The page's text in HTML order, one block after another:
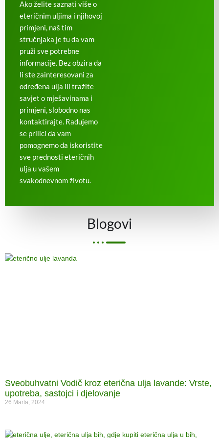
Ako želite saznati više o
eteričnim uljima i njihovoj
primjeni, naš tim
stručnjaka je tu da vam
pruži sve potrebne
informacije. Bez obzira da
li ste zainteresovani za
određena ulja ili tražite
savjet o mješavinama i
primjeni, slobodno nas
kontaktirajte. Radujemo
se prilici da vam
pomognemo da iskoristite
sve prednosti eteričnih
ulja u vašem
svakodnevnom životu.
Blogovi
Sveobuhvatni Vodič kroz eterična ulja lavande: Vrste,
upotreba, sastojci i djelovanje
26 Marta, 2024